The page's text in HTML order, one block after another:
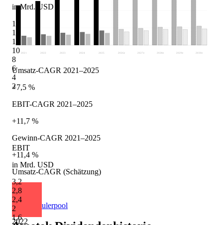
in Mrd. USD
16
14
12
10
8
6
4
2
2022
EBIT
in Mrd. USD
3,2
2,8
2,4
2
1,6
2021 2022 2023 2024 2025 2026 e 2027 e 2028 e 2029 e 2030e
Umsatz-CAGR 2021–2025
+7,5 %
EBIT-CAGR 2021–2025
+11,7 %
Gewinn-CAGR 2021–2025
+11,4 %
Umsatz-CAGR (Schätzung)
+5,5 %
Quelle: Eulerpool